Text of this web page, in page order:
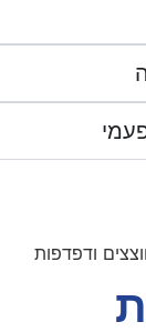
ודפדפות